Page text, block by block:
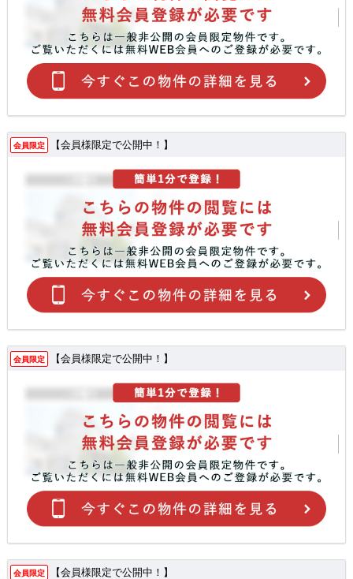
会員限定 【会員様限定で公開中！】
会員限定 【会員様限定で公開中！】
会員限定 【会員様限定で公開中！】